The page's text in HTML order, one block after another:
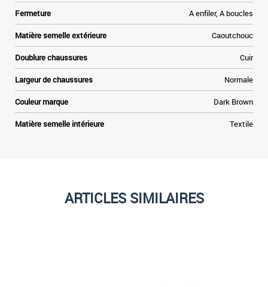
Fermeture A enfiler, A boucles
Matière semelle extérieure Caoutchouc
Doublure chaussures Cuir
Largeur de chaussures Normale
Couleur marque Dark Brown
Matière semelle intérieure Textile
ARTICLES SIMILAIRES